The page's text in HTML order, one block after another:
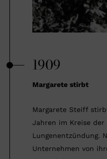
1909
Margarete stirbt
Margarete Steiff
Jahren im Kreise der
Lungenentzündung.
Unternehmen von